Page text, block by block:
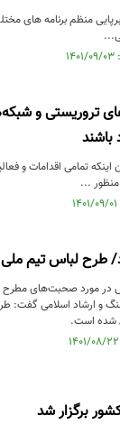
منظم برنامه های
تروریستی و
اینکه تمامی اقدامات و
...
لباس تیم ملی
در مورد صحبت‌های مطرح
و ارشاد اسلامی گفت:
شده است.